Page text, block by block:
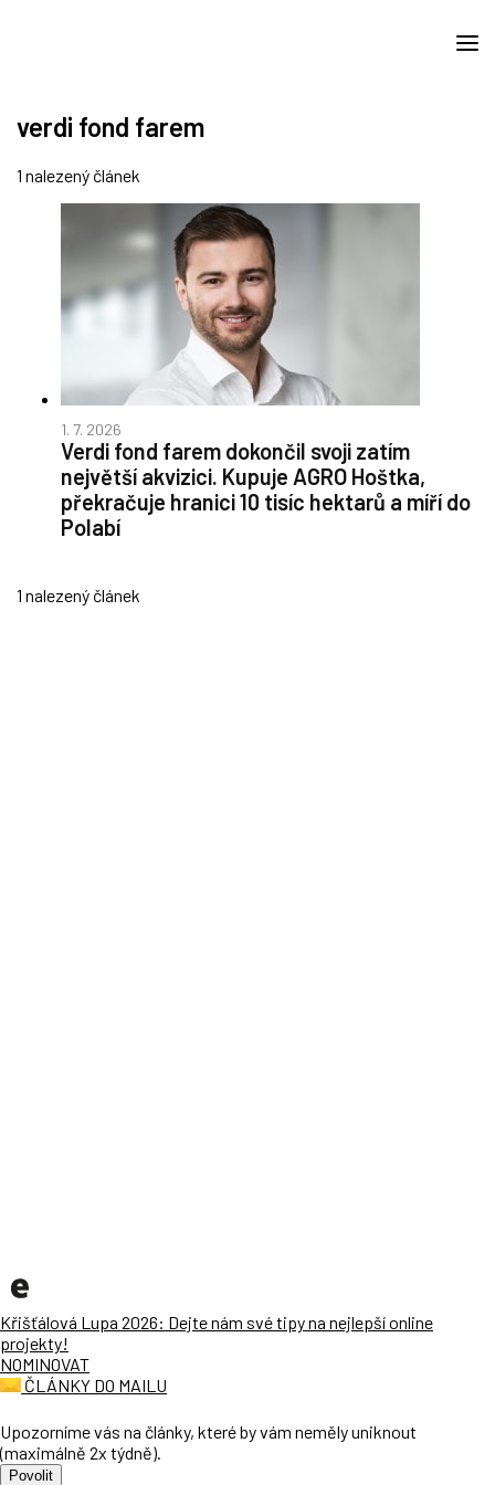
verdi fond farem
1 nalezený článek
1. 7. 2026
Verdi fond farem dokončil svoji zatím
největší akvizici. Kupuje AGRO Hoštka,
překračuje hranici 10 tisíc hektarů a míří do
Polabí
1 nalezený článek
Křišťálová Lupa 2026: Dejte nám své tipy na nejlepší online
projekty!
NOMINOVAT
ČLÁNKY DO MAILU
Upozorníme vás na články, které by vám neměly uniknout
(maximálně 2x týdně).
Povolit